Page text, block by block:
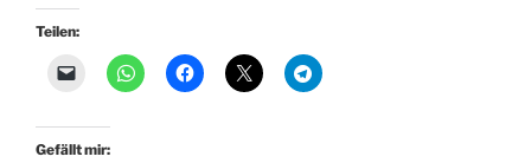
Teilen:
Gefällt mir: